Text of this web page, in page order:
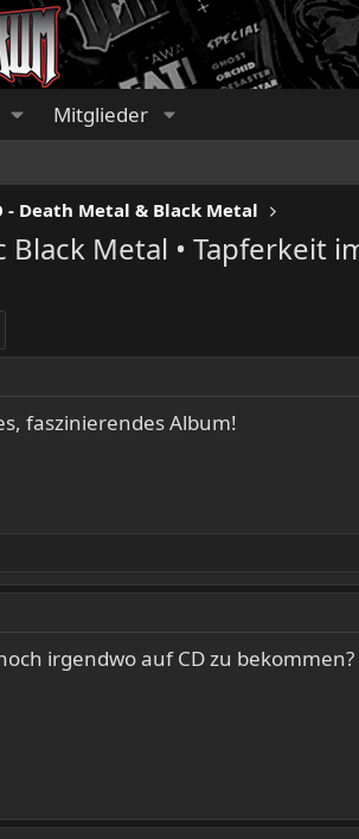
Mitglieder
- Death Metal & Black Metal
Black Metal • Tapferkeit
faszinierendes Album!
irgendwo auf CD zu bekommen?